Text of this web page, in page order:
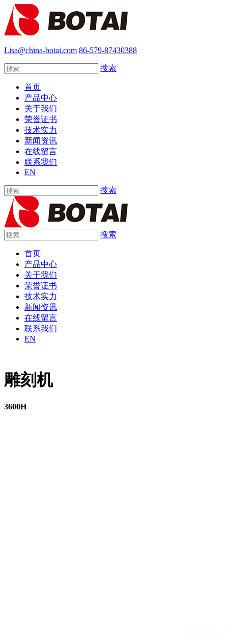
Lisa@china-botai.com 86-579-87430388
搜索
首页
产品中心
关于我们
荣誉证书
技术实力
新闻资讯
在线留言
联系我们
EN
搜索
搜索
首页
产品中心
关于我们
荣誉证书
技术实力
新闻资讯
在线留言
联系我们
EN
雕刻机
3600H